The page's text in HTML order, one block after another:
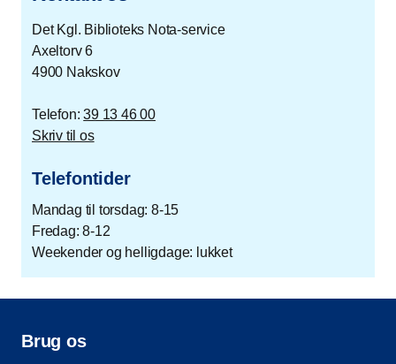
Det Kgl. Biblioteks Nota-service
Axeltorv 6
4900 Nakskov
Telefon:39 13 46 00
Skriv til os
Telefontider
Mandag til torsdag: 8-15
Fredag: 8-12
Weekender og helligdage: lukket
Brug os